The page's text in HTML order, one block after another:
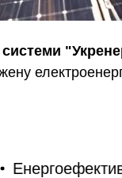
системи